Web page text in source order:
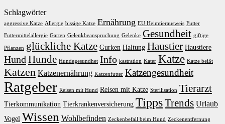
Schlagwörter
aggressive Katze Allergie bissige Katze Ernährung EU Heimtierausweis Futter
Futtermittelallergie Garten Gelenkbeanspruchung Gelenke Gesundheit giftige
Pflanzen glückliche Katze Gurken Haltung Haustier Haustiere
Hund Hunde Hundegesundhet Info kastration Kater Katze Katze beißt
Katzen Katzenernährung Katzenfutter Katzengesundheit
Ratgeber Reisen mit Hund Reisen mit Katze Sterilisation Tierarzt
Tierkommunikation Tierkrankenversicherung TippsTrends Urlaub
Vogel Wissen Wohlbefinden Zeckenbefall beim Hund Zeckenentfernung